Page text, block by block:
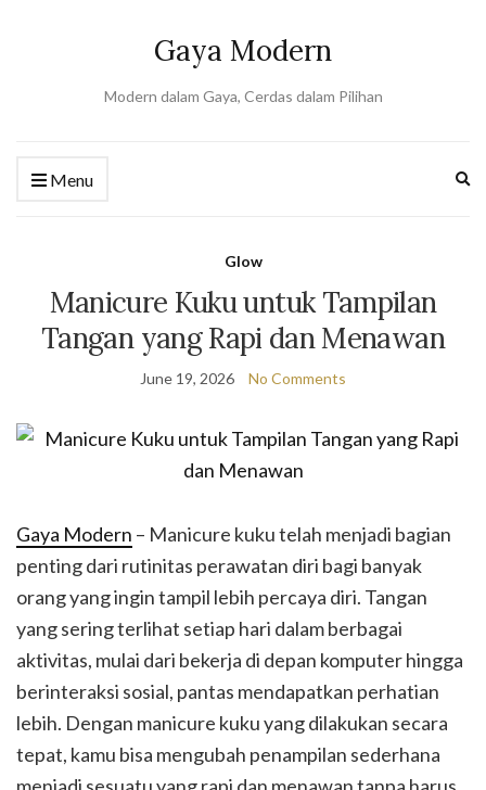
Gaya Modern
Modern dalam Gaya, Cerdas dalam Pilihan
Menu
Glow
Manicure Kuku untuk Tampilan
Tangan yang Rapi dan Menawan
June 19, 2026 No Comments
Gaya Modern – Manicure kuku telah menjadi bagian
penting dari rutinitas perawatan diri bagi banyak
orang yang ingin tampil lebih percaya diri. Tangan
yang sering terlihat setiap hari dalam berbagai
aktivitas, mulai dari bekerja di depan komputer hingga
berinteraksi sosial, pantas mendapatkan perhatian
lebih. Dengan manicure kuku yang dilakukan secara
tepat, kamu bisa mengubah penampilan sederhana